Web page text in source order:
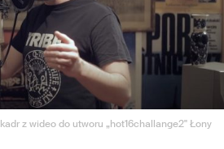
kadr z wideo do utworu „hot16challange2" Łony